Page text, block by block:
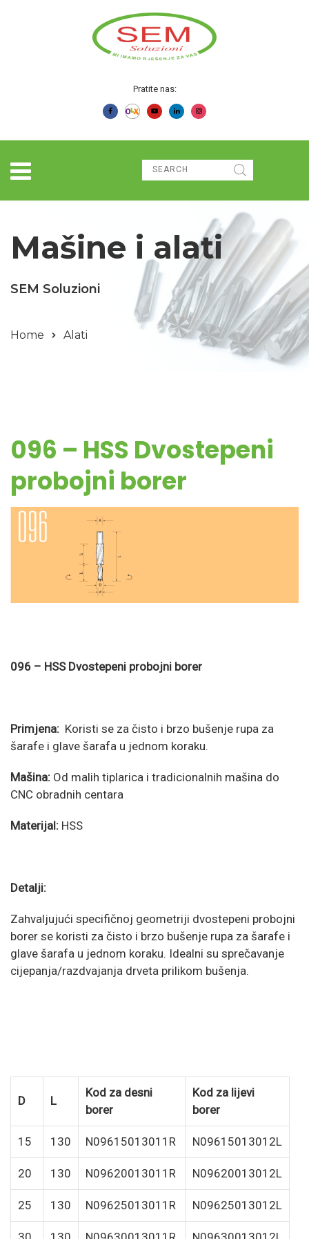
Pratite nas:
Mašine i alati
SEM Soluzioni
Home Alati
096 – HSS Dvostepeni
probojni borer
096 – HSS Dvostepeni probojni borer
Primjena: Koristi se za čisto i brzo bušenje rupa za
šarafe i glave šarafa u jednom koraku.
Mašina: Od malih tiplarica i tradicionalnih mašina do
CNC obradnih centara
Materijal: HSS
Detalji:
Zahvaljujući specifičnoj geometriji dvostepeni probojni
borer se koristi za čisto i brzo bušenje rupa za šarafe i
glave šarafa u jednom koraku. Idealni su sprečavanje
cijepanja/razdvajanja drveta prilikom bušenja.
D L
Kod za desni
borer
Kod za lijevi
borer
15 130 N09615013011R N09615013012L
20 130 N09620013011R N09620013012L
25 130 N09625013011R N09625013012L